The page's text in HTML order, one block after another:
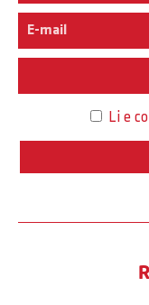
Li e